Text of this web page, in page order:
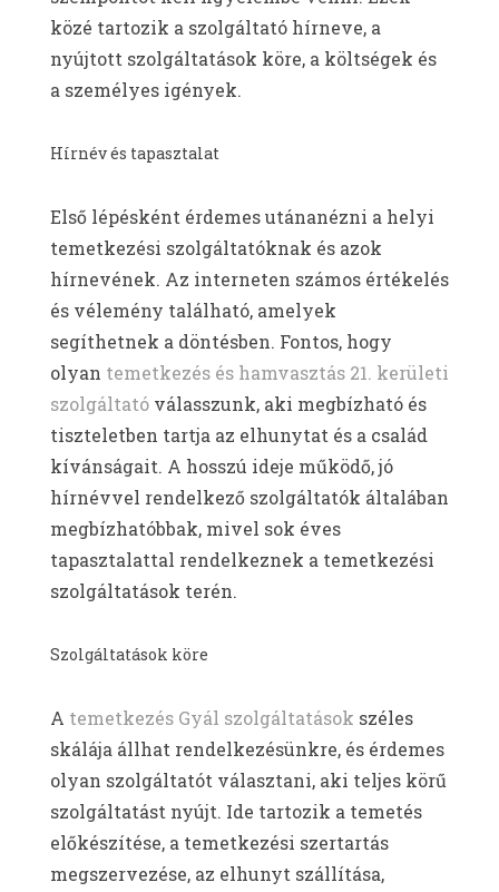
közé tartozik a szolgáltató hírneve, a
nyújtott szolgáltatások köre, a költségek és
a személyes igények.
Hírnév és tapasztalat
Első lépésként érdemes utánanézni a helyi
temetkezési szolgáltatóknak és azok
hírnevének. Az interneten számos értékelés
és vélemény található, amelyek
segíthetnek a döntésben. Fontos, hogy
olyan temetkezés és hamvasztás 21. kerületi
szolgáltató válasszunk, aki megbízható és
tiszteletben tartja az elhunytat és a család
kívánságait. A hosszú ideje működő, jó
hírnévvel rendelkező szolgáltatók általában
megbízhatóbbak, mivel sok éves
tapasztalattal rendelkeznek a temetkezési
szolgáltatások terén.
Szolgáltatások köre
A temetkezés Gyál szolgáltatások széles
skálája állhat rendelkezésünkre, és érdemes
olyan szolgáltatót választani, aki teljes körű
szolgáltatást nyújt. Ide tartozik a temetés
előkészítése, a temetkezési szertartás
megszervezése, az elhunyt szállítása,